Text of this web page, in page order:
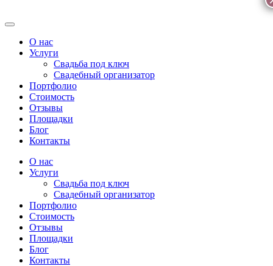
О нас
Услуги
Свадьба под ключ
Свадебный организатор
Портфолио
Стоимость
Отзывы
Площадки
Блог
Контакты
О нас
Услуги
Свадьба под ключ
Свадебный организатор
Портфолио
Стоимость
Отзывы
Площадки
Блог
Контакты